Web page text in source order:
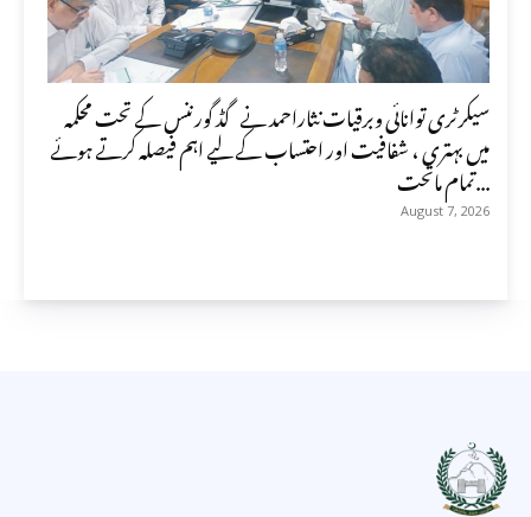
سیکرٹری توانائی وبرقیات نثاراحمد نے گڈ گورننس کے تحت محکمہ
میں بہتری ، شفافیت اور احتساب کے لیے اہم فیصلہ کرتے ہوئے
تمام ماتحت...
August 7, 2026